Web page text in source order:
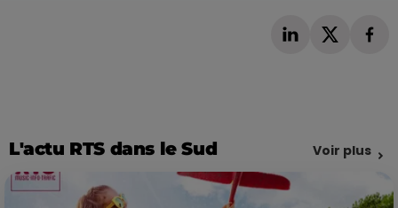
L'actu RTS dans le Sud Voir plus